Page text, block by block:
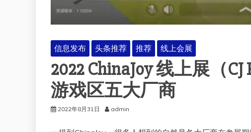
信息发布 头条推荐 推荐 线上会展
2022 ChinaJoy 线上展（
游戏区五大厂商
2022年8月31日 admin